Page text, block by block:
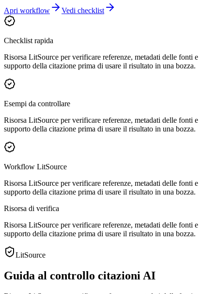
Apri workflow Vedi checklist
Checklist rapida
Risorsa LitSource per verificare referenze, metadati delle fonti e
supporto della citazione prima di usare il risultato in una bozza.
Esempi da controllare
Risorsa LitSource per verificare referenze, metadati delle fonti e
supporto della citazione prima di usare il risultato in una bozza.
Workflow LitSource
Risorsa LitSource per verificare referenze, metadati delle fonti e
supporto della citazione prima di usare il risultato in una bozza.
Risorsa di verifica
Risorsa LitSource per verificare referenze, metadati delle fonti e
supporto della citazione prima di usare il risultato in una bozza.
LitSource
Guida al controllo citazioni AI